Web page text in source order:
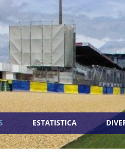
ESTATISTICA